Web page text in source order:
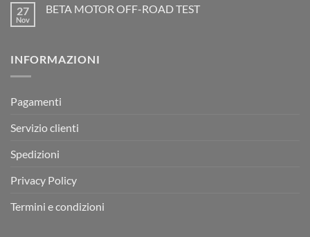
è
arrivata
Motocross
èBeta
27
Nov
BETA MOTOR OFF-ROAD TEST
MOTOR
INFORMAZIONI
Pagamenti
Servizio clienti
Spedizioni
Privacy Policy
Termini e condizioni